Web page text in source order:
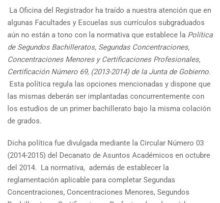
La Oficina del Registrador ha traído a nuestra atención que en
algunas Facultades y Escuelas sus currículos subgraduados
aún no están a tono con la normativa que establece la Política
de Segundos Bachilleratos, Segundas Concentraciones,
Concentraciones Menores y Certificaciones Profesionales,
Certificación Número 69, (2013-2014) de la Junta de Gobierno.
Esta política regula las opciones mencionadas y dispone que
las mismas deberán ser implantadas concurrentemente con
los estudios de un primer bachillerato bajo la misma colación
de grados.
Dicha política fue divulgada mediante la Circular Número 03
(2014-2015) del Decanato de Asuntos Académicos en octubre
del 2014. La normativa, además de establecer la
reglamentación aplicable para completar Segundas
Concentraciones, Concentraciones Menores, Segundos